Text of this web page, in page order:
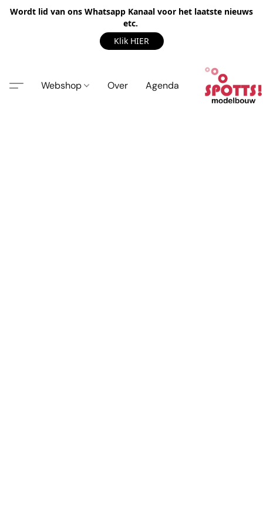
Wordt lid van ons Whatsapp Kanaal voor het laatste nieuws
etc.
Klik HIER
Webshop Over Agenda